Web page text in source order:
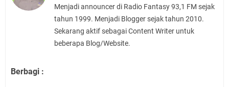
Menjadi announcer di Radio Fantasy 93,1 FM sejak
tahun 1999. Menjadi Blogger sejak tahun 2010.
Sekarang aktif sebagai Content Writer untuk
beberapa Blog/Website.
Berbagi :